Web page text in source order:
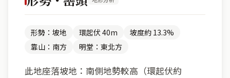
形勢：坡地 環起伏 40m
坡度約 13.3%
靠山：南方
明堂：東北方
此地座落坡地：南側地勢較高（環起伏約